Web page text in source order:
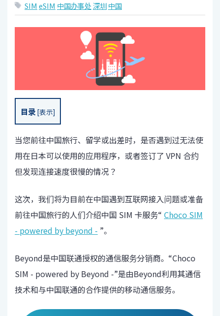
SIM eSIM 中国办事处深圳中国
目录 [表示]
当您前往中国旅行、留学或出差时，是否遇到过无法使
用在日本可以使用的应用程序，或者签订了 VPN 合约
但发现连接速度很慢的情况？
这次，我们将为目前在中国遇到互联网接入问题或准备
前往中国旅行的人们介绍中国 SIM 卡服务“ Choco SIM
- powered by beyond - ”。
Beyond是中国联通授权的通信服务分销商。“Choco
SIM - powered by Beyond -”是由Beyond利用其通信
技术和与中国联通的合作提供的移动通信服务。